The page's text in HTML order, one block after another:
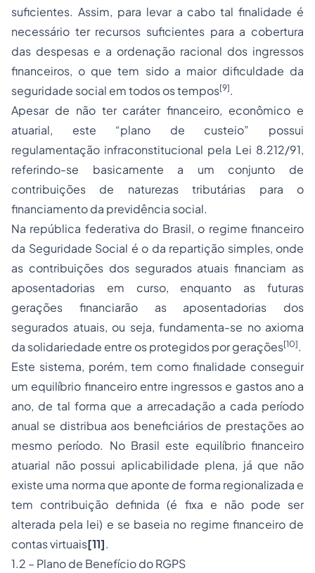
suficientes. Assim, para levar a cabo tal finalidade é
necessário ter recursos suficientes para a cobertura
das despesas e a ordenação racional dos ingressos
financeiros, o que tem sido a maior dificuldade da
seguridade social em todos os tempos[9].
Apesar de não ter caráter financeiro, econômico e
atuarial, este “plano de custeio” possui
regulamentação infraconstitucional pela Lei 8.212/91,
referindo-se basicamente a um conjunto de
contribuições de naturezas tributárias para o
financiamento da previdência social.
Na república federativa do Brasil, o regime financeiro
da Seguridade Social é o da repartição simples, onde
as contribuições dos segurados atuais financiam as
aposentadorias em curso, enquanto as futuras
gerações financiarão as aposentadorias dos
segurados atuais, ou seja, fundamenta-se no axioma
da solidariedade entre os protegidos por gerações[10].
Este sistema, porém, tem como finalidade conseguir
um equilíbrio financeiro entre ingressos e gastos ano a
ano, de tal forma que a arrecadação a cada período
anual se distribua aos beneficiários de prestações ao
mesmo período. No Brasil este equilíbrio financeiro
atuarial não possui aplicabilidade plena, já que não
existe uma norma que aponte de forma regionalizada e
tem contribuição definida (é fixa e não pode ser
alterada pela lei) e se baseia no regime financeiro de
contas virtuais[11].
1.2 – Plano de Benefício do RGPS